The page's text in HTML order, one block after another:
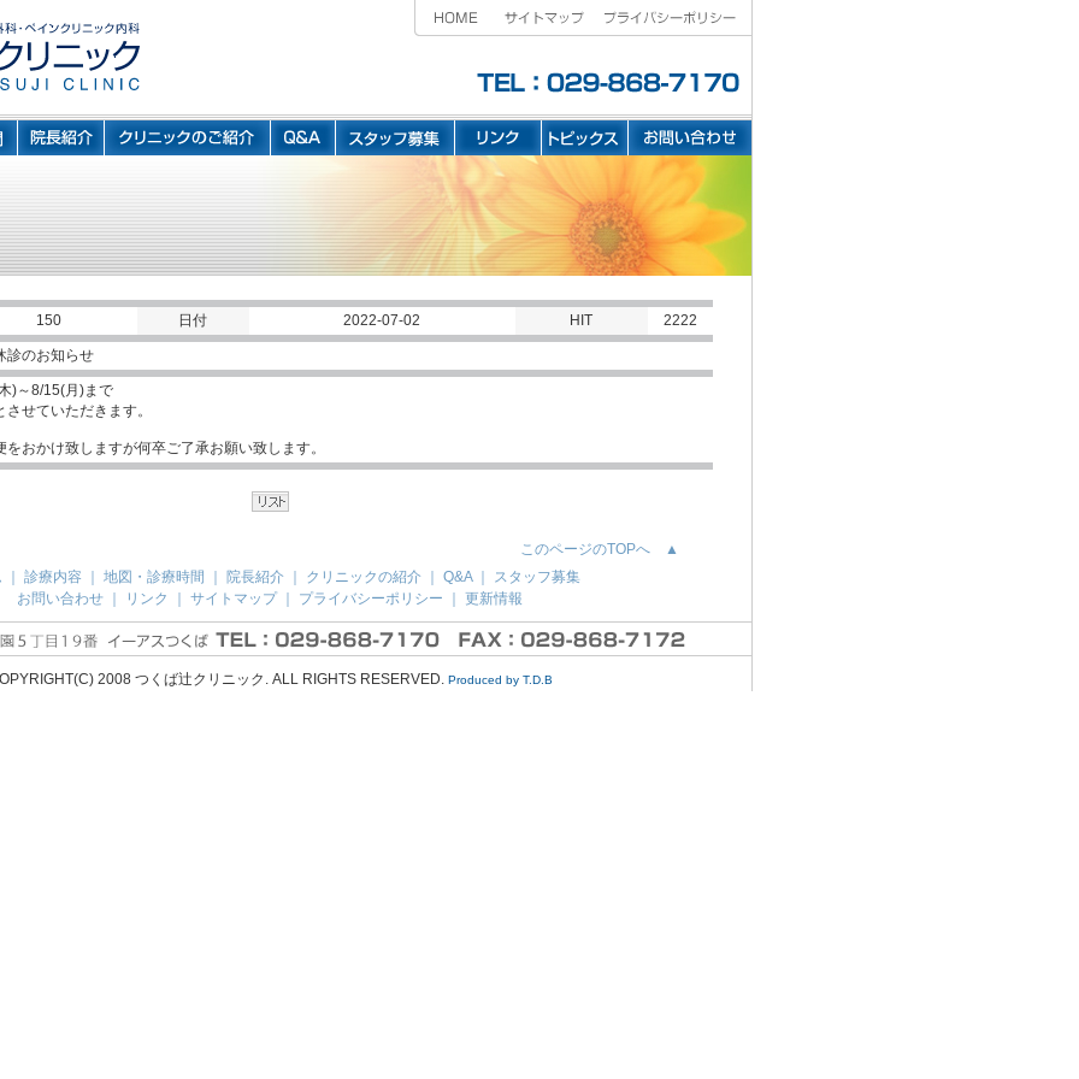
150 日付 2022-07-02 HIT 2222
診のお知らせ
)～8/15(月)まで
させていただきます。
をおかけ致しますが何卒ご了承お願い致します。
このページのTOPへ ▲
診療内容 地図・診療時間 院長紹介 クリニックの紹介 Q&A｜ スタッフ募集
お問い合わせ
リンク サイトマップ｜ プライバシーポリシー 更新情報
2008 つくば辻クリニック. ALL RIGHTS RESERVED. Produced by T.D.B